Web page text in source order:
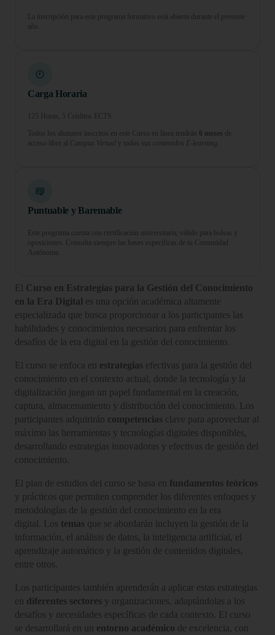
La inscripción para este programa formativo está abierta durante el presente
año.
Carga Horaria
125 Horas, 5 Créditos ECTS
Todos los alumnos inscritos en este Curso en línea tendrán 6 meses de
acceso libre al Campus Virtual y todos sus contenidos E-learning.
Puntuable y Baremable
Este programa cuenta con certificación universitaria, válido para bolsas y
oposiciones. Consulta siempre las bases específicas de tu Comunidad
Autónoma.
El Curso en Estrategias para la Gestión del Conocimiento
en la Era Digital es una opción académica altamente
especializada que busca proporcionar a los participantes las
habilidades y conocimientos necesarios para enfrentar los
desafíos de la era digital en la gestión del conocimiento.
El curso se enfoca en estrategias efectivas para la gestión del
conocimiento en el contexto actual, donde la tecnología y la
digitalización juegan un papel fundamental en la creación,
captura, almacenamiento y distribución del conocimiento. Los
participantes adquirirán competencias clave para aprovechar al
máximo las herramientas y tecnologías digitales disponibles,
desarrollando estrategias innovadoras y efectivas de gestión del
conocimiento.
El plan de estudios del curso se basa en fundamentos teóricos
y prácticos que permiten comprender los diferentes enfoques y
metodologías de la gestión del conocimiento en la era
digital. Los temas que se abordarán incluyen la gestión de la
información, el análisis de datos, la inteligencia artificial, el
aprendizaje automático y la gestión de contenidos digitales,
entre otros.
Los participantes también aprenderán a aplicar estas estrategias
en diferentes sectores y organizaciones, adaptándolas a los
desafíos y necesidades específicas de cada contexto. El curso
se desarrollará en un entorno académico de excelencia, con